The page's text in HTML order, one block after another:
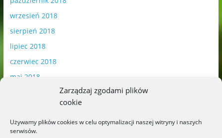
Zarządzaj zgodami plików
cookie
Używamy plików cookies w celu optymalizacji naszej witryny i naszych
serwisów.
wrzesień 2018
sierpień 2018
lipiec 2018
czerwiec 2018
maj 2018
luty 2018